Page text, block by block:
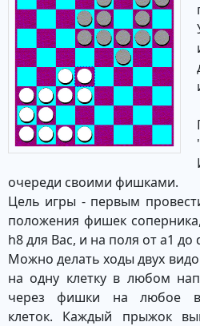
очереди своими фишками.
Цель игры - первым
положения фишек
h8 для Вас, и на поля от a1 до
Можно делать ходы двух
на одну клетку в любом
через фишки на любое
клеток. Каждый прыжок